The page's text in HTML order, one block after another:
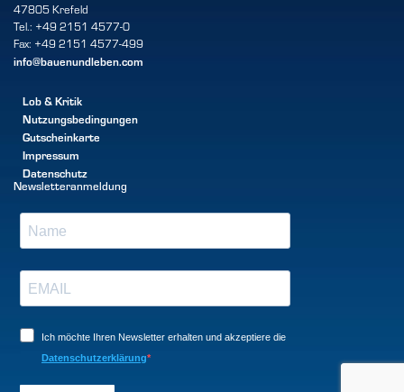
47805 Krefeld
Tel.: +49 2151 4577-0
Fax: +49 2151 4577-499
info@bauenundleben.com
Lob & Kritik
Nutzungsbedingungen
Gutscheinkarte
Impressum
Datenschutz
Newsletteranmeldung
Ich möchte Ihren Newsletter erhalten und akzeptiere die
Datenschutzerklärung